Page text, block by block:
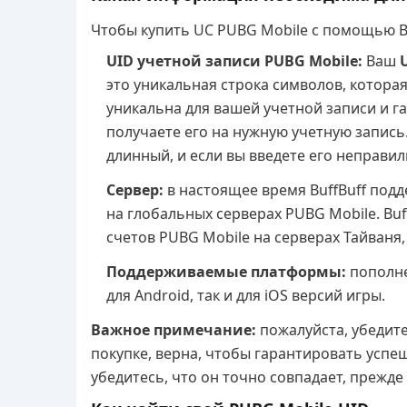
Чтобы купить UC PUBG Mobile с помощью
UID учетной записи PUBG Mobile: Ваш
это уникальная строка символов,
уникальна для вашей учетной записи и
получаете его на нужную учетную
длинный, и если вы введете его
Сервер: в настоящее время BuffBuff
на глобальных серверах PUBG Mobile.
счетов PUBG Mobile на серверах
Поддерживаемые платформы:
для Android, так и для iOS версий игры.
Важное примечание: пожалуйста,
покупке, верна, чтобы гарантировать
убедитесь, что он точно совпадает,